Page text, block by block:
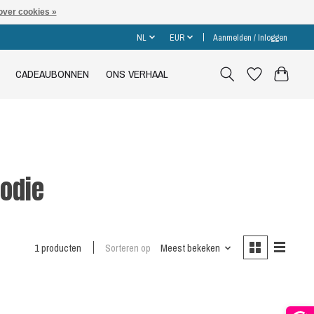
NL EUR Aanmelden / Inloggen
CADEAUBONNEN ONS VERHAAL
1 producten Sorteren op Meest bekeken
cookies »